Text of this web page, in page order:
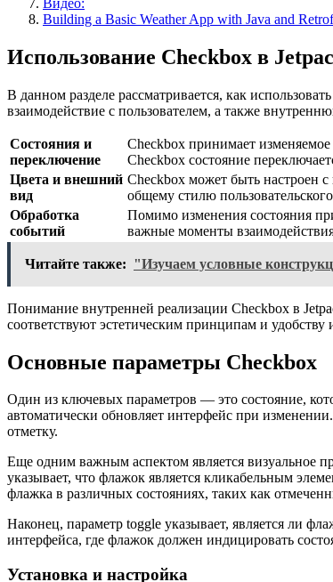
Building a Basic Weather App with Java and
Использование Checkbox в
В данном разделе рассматривается, как
взаимодействие с пользователем, а также
Состояния и
переключение
Checkbox принимает изменяемое
Checkbox состояние
Цвета и внешний
вид
Checkbox может быть настроен
общему стилю
Обработка
событий
Помимо изменения состояния
важные моменты
Читайте также: "Изучаем условные
Понимание внутренней реализации Checkbox в
соответствуют эстетическим принципам и удобству
Основные параметры Checkbox
Один из ключевых параметров — это состояние,
автоматически обновляет интерфейс при
отметку.
Еще одним важным аспектом является визуальное
указывает, что флажок является кликабельным
флажка в различных состояниях, таких как
Наконец, параметр toggle указывает, является ли
интерфейса, где флажок должен индицировать
Установка и настройка